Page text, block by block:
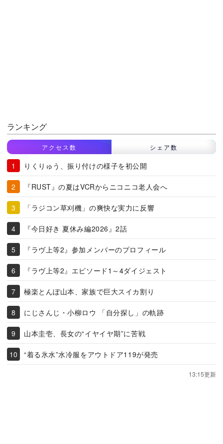
ランキング
アクセス数 シェア数
りくりゅう、振り付けの様子を初公開
『RUST』の夏はVCRからニコニコ老人会へ
「ラジコン草刈機」の爽快な実力に反響
『今日好き 夏休み編2026』2話
『ラヴ上等2』参加メンバーのプロフィール
『ラヴ上等2』エピソード1～4ダイジェスト
極楽とんぼ山本、家族で巨大スイカ割り
にじさんじ・小柳ロウ 「自分探し」の軌跡
山本圭壱、長女の“イヤイヤ期”に苦戦
“着る氷水”水冷服をアウトドア119が発売
13:15更新